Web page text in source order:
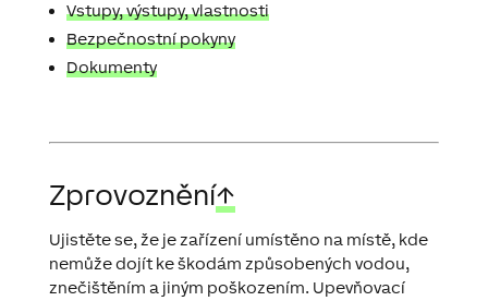
Vstupy, výstupy, vlastnosti
Bezpečnostní pokyny
Dokumenty
Zprovoznění↑
Ujistěte se, že je zařízení umístěno na místě, kde
nemůže dojít ke škodám způsobených vodou,
znečištěním a jiným poškozením. Upevňovací